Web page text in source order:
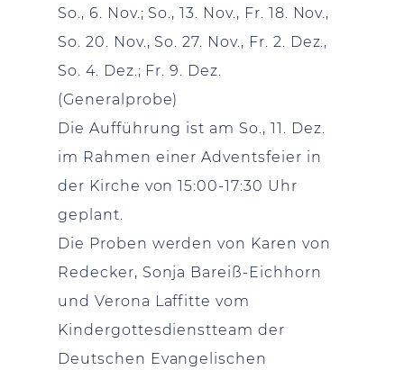
So., 6. Nov.; So., 13. Nov., Fr. 18. Nov.,
So. 20. Nov., So. 27. Nov., Fr. 2. Dez.,
So. 4. Dez.; Fr. 9. Dez.
(Generalprobe)
Die Aufführung ist am So., 11. Dez.
im Rahmen einer Adventsfeier in
der Kirche von 15:00-17:30 Uhr
geplant.
Die Proben werden von Karen von
Redecker, Sonja Bareiß-Eichhorn
und Verona Laffitte vom
Kindergottesdienstteam der
Deutschen Evangelischen